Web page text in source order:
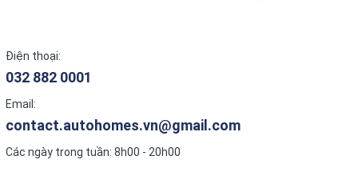
Điện thoại:
032 882 0001
Email:
contact.autohomes.vn@gmail.com
Các ngày trong tuần: 8h00 - 20h00